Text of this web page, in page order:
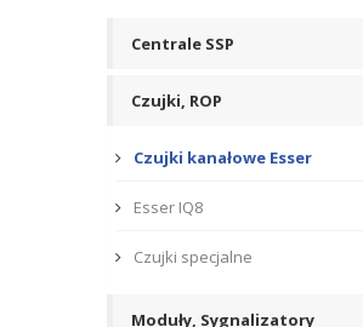
Centrale SSP
Czujki, ROP
Czujki kanałowe Esser
Esser IQ8
Czujki specjalne
Moduły, Sygnalizatory